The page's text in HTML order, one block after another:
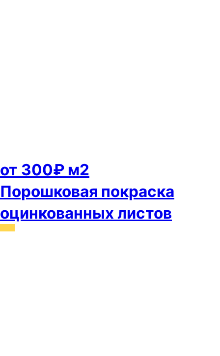
от 300₽ м2
Порошковая покраска
оцинкованных листов